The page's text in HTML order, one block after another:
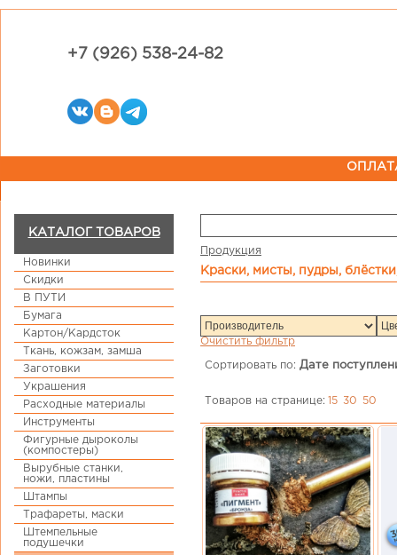
+7 (926) 538-24-82
КАТАЛОГ ТОВАРОВ
Новинки
Скидки
В ПУТИ
Бумага
Картон/Кардсток
Ткань, кожзам, замша
Заготовки
Украшения
Расходные материалы
Инструменты
Фигурные дыроколы
(компостеры)
Вырубные станки,
ножи, пластины
Штампы
Трафареты, маски
Штемпельные
подушечки
Продукция
Краски, мисты, пудры,
Очистить фильтр
Сортировать по: Дате
Товаров на странице: 15 30 50